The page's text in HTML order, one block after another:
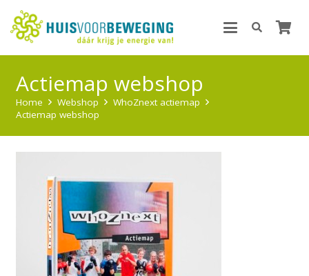
Actiemap webshop
Home Webshop
WhoZnext actiemap
Actiemap webshop